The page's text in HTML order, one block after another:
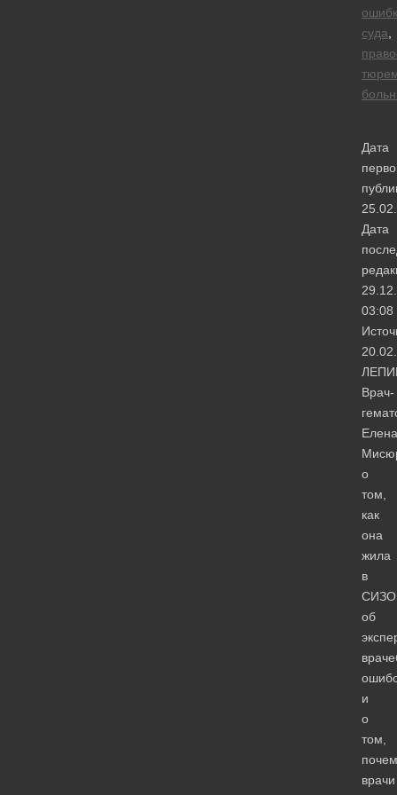
суда
Дата
Дата
03:08
Врач-
Елена
о
том,
как
она
жила
в
об
и
о
том,
врачи